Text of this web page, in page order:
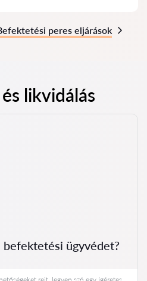
peres eljárások
likvidálás
befektetési ügyvédet?